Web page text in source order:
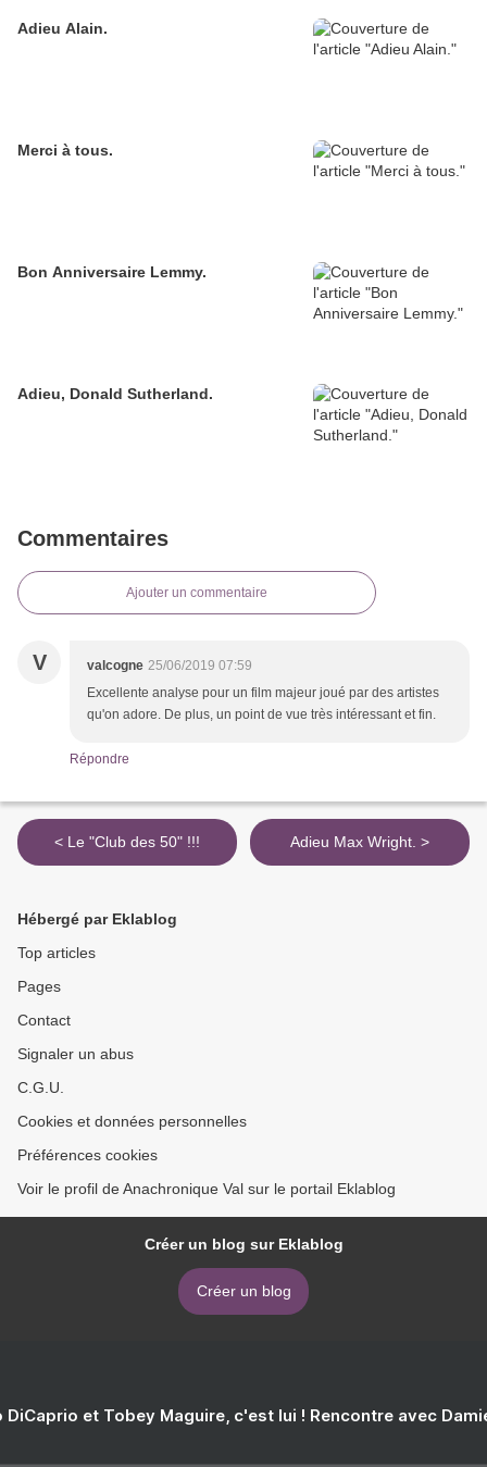
Adieu Alain.
Merci à tous.
Bon Anniversaire Lemmy.
Adieu, Donald Sutherland.
Commentaires
Ajouter un commentaire
V valcogne 25/06/2019 07:59
Excellente analyse pour un film majeur joué par des artistes
qu'on adore. De plus, un point de vue très intéressant et fin.
Répondre
< Le "Club des 50" !!! Adieu Max Wright. >
Hébergé par Eklablog
Top articles
Pages
Contact
Signaler un abus
C.G.U.
Cookies et données personnelles
Préférences cookies
Voir le profil de Anachronique Val sur le portail Eklablog
Créer un blog sur Eklablog
Créer un blog
DiCaprio et Tobey Maguire, c'est lui ! Rencontre avec